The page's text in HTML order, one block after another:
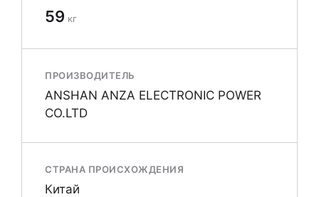
59 кг
ПРОИЗВОДИТЕЛЬ
ANSHAN ANZA ELECTRONIC POWER
CO.LTD
СТРАНА ПРОИСХОЖДЕНИЯ
Китай